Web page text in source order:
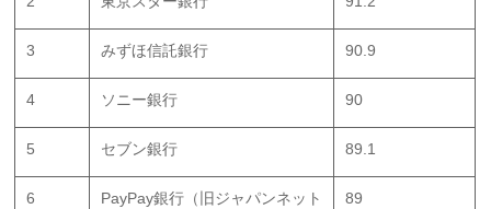
3 みずほ信託銀行 90.9
4 ソニー銀行 90
5 セブン銀行 89.1
6
PayPay銀行（旧ジャパンネット
89